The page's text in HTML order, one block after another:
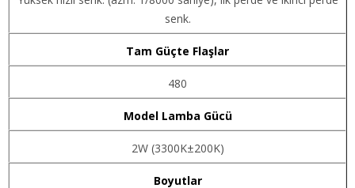
senk.
Tam Güçte Flaşlar
480
Model Lamba Gücü
2W (3300K±200K)
Boyutlar